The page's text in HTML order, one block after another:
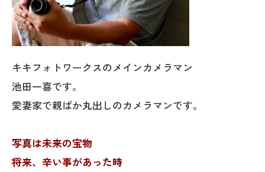
キキフォトワークスのメインカメラマン
池田一喜です。
愛妻家で親ばか丸出しのカメラマンです。
写真は未来の宝物
将来、辛い事があった時